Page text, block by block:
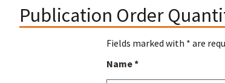
Publication Order
Fields marked with * are
Name *